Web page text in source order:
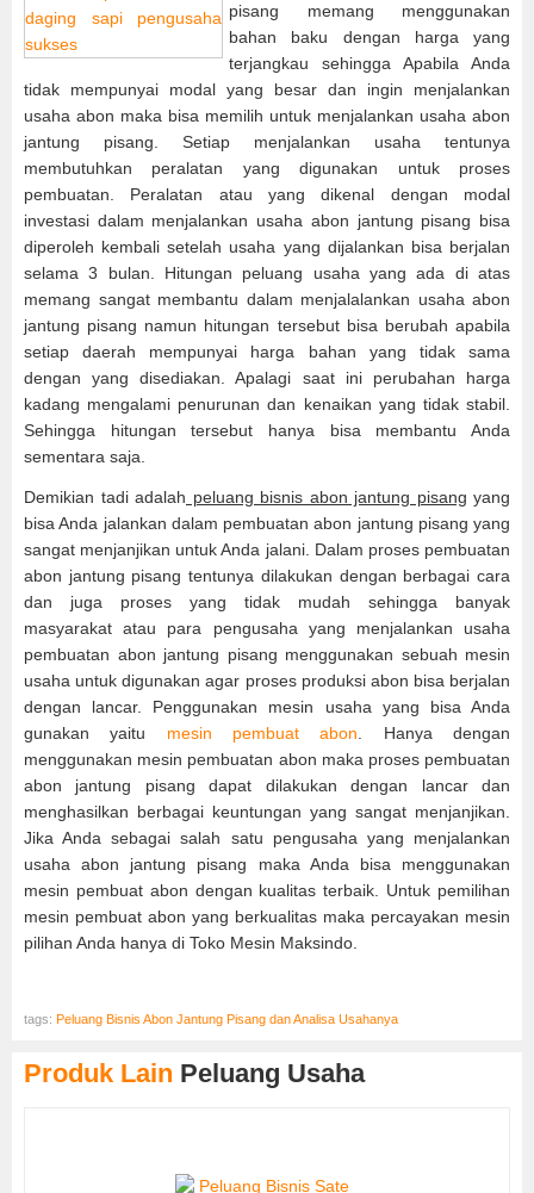
pisang memang menggunakan
bahan baku dengan harga yang
terjangkau sehingga Apabila Anda
tidak mempunyai modal yang besar dan ingin menjalankan
usaha abon maka bisa memilih untuk menjalankan usaha abon
jantung pisang. Setiap menjalankan usaha tentunya
membutuhkan peralatan yang digunakan untuk proses
pembuatan. Peralatan atau yang dikenal dengan modal
investasi dalam menjalankan usaha abon jantung pisang bisa
diperoleh kembali setelah usaha yang dijalankan bisa berjalan
selama 3 bulan. Hitungan peluang usaha yang ada di atas
memang sangat membantu dalam menjalalankan usaha abon
jantung pisang namun hitungan tersebut bisa berubah apabila
setiap daerah mempunyai harga bahan yang tidak sama
dengan yang disediakan. Apalagi saat ini perubahan harga
kadang mengalami penurunan dan kenaikan yang tidak stabil.
Sehingga hitungan tersebut hanya bisa membantu Anda
sementara saja.
Demikian tadi adalah peluang bisnis abon jantung pisang yang
bisa Anda jalankan dalam pembuatan abon jantung pisang yang
sangat menjanjikan untuk Anda jalani. Dalam proses pembuatan
abon jantung pisang tentunya dilakukan dengan berbagai cara
dan juga proses yang tidak mudah sehingga banyak
masyarakat atau para pengusaha yang menjalankan usaha
pembuatan abon jantung pisang menggunakan sebuah mesin
usaha untuk digunakan agar proses produksi abon bisa berjalan
dengan lancar. Penggunakan mesin usaha yang bisa Anda
gunakan yaitu mesin pembuat abon. Hanya dengan
menggunakan mesin pembuatan abon maka proses pembuatan
abon jantung pisang dapat dilakukan dengan lancar dan
menghasilkan berbagai keuntungan yang sangat menjanjikan.
Jika Anda sebagai salah satu pengusaha yang menjalankan
usaha abon jantung pisang maka Anda bisa menggunakan
mesin pembuat abon dengan kualitas terbaik. Untuk pemilihan
mesin pembuat abon yang berkualitas maka percayakan mesin
pilihan Anda hanya di Toko Mesin Maksindo.
tags: Peluang Bisnis Abon Jantung Pisang dan Analisa Usahanya
Produk Lain Peluang Usaha